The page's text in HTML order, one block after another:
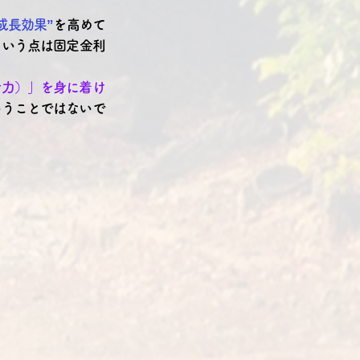
長効果”を高めて
う点は固定金利
）」を身に着け
ことではないで